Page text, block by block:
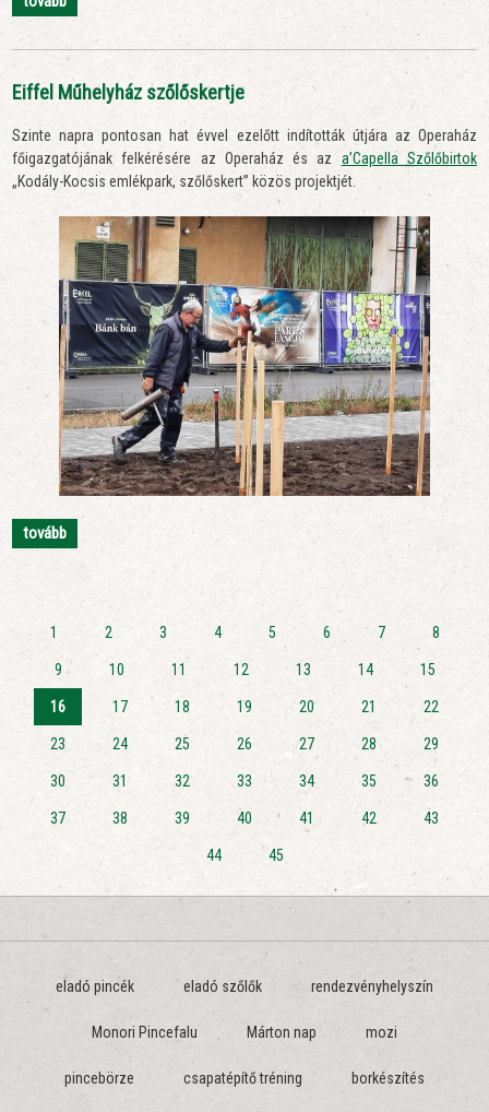
Eiffel Műhelyház szőlőskertje
Szinte napra pontosan hat évvel ezelőtt indították útjára az Operaház
főigazgatójának felkérésére az Operaház és az a’Capella Szőlőbirtok
„Kodály-Kocsis emlékpark, szőlőskert” közös projektjét.
tovább
1 2 3 4 5 6 7 8
9 10 11 12 13 14 15
16 17 18 19 20 21 22
23 24 25 26 27 28 29
30 31 32 33 34 35 36
37 38 39 40 41 42 43
44 45
eladó pincék eladó szőlők rendezvényhelyszín
Monori Pincefalu Márton nap mozi
pincebörze csapatépítő tréning borkészítés